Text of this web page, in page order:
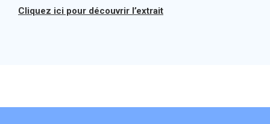
Cliquez ici pour découvrir l’extrait